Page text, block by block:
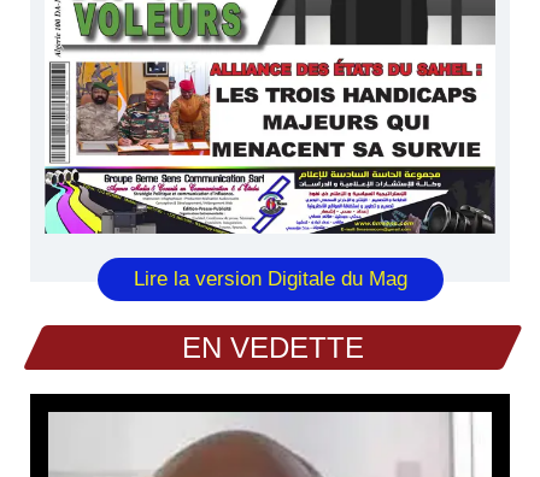
Lire la version Digitale du Mag
EN VEDETTE